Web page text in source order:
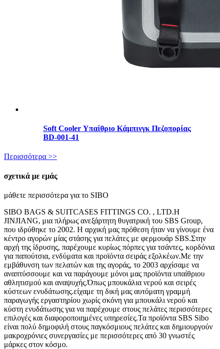
Soft Cooler Υπαίθριο Κάμπινγκ Πεζοπορίας
BD-001-41
Περισσότερα >>
σχετικά με εμάς
μάθετε περισσότερα για το SIBO
SIBO BAGS & SUITCASES FITTINGS CO. , LTD.Η
JINJIANG, μια πλήρως ανεξάρτητη θυγατρική του SBS Group,
που ιδρύθηκε το 2002. Η αρχική μας πρόθεση ήταν να γίνουμε ένα
κέντρο αγορών μίας στάσης για πελάτες με φερμουάρ SBS.Στην
αρχή της ίδρυσης, παρέχουμε κυρίως πόρπες για τσάντες, κορδόνια
για παπούτσια, ενδύματα και προϊόντα σειράς εξολκέων.Με την
εμβάθυνση των πελατών και της αγοράς, το 2003 αρχίσαμε να
αναπτύσσουμε και να παράγουμε μόνοι μας προϊόντα υπαίθριου
αθλητισμού και αναψυχής.Όπως μπουκάλια νερού και σειρές
κύστεων ενυδάτωσης.είχαμε τη δική μας αυτόματη γραμμή
παραγωγής εργαστηρίου χωρίς σκόνη για μπουκάλι νερού και
κύστη ενυδάτωσης για να παρέχουμε στους πελάτες περισσότερες
επιλογές και διαφοροποιημένες υπηρεσίες.Τα προϊόντα SBS Sibo
είναι πολύ δημοφιλή στους παγκόσμιους πελάτες και δημιουργούν
μακροχρόνιες συνεργασίες με περισσότερες από 30 γνωστές
μάρκες στον κόσμο.